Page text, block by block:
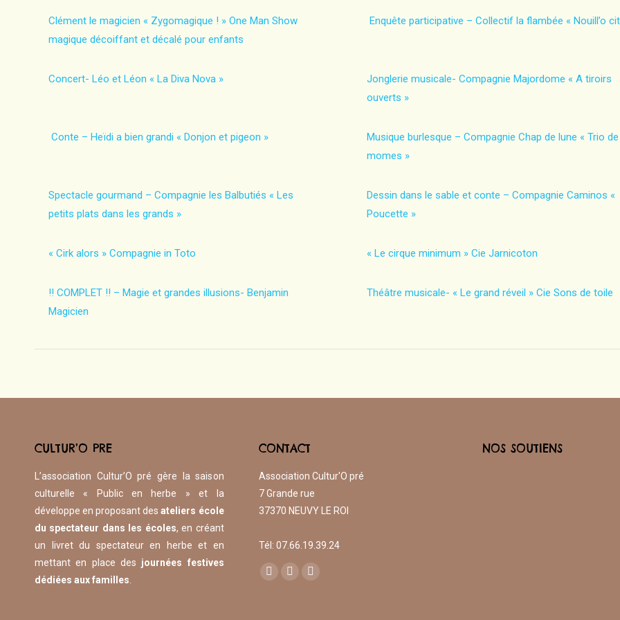
Clément le magicien « Zygomagique ! » One Man Show
magique décoiffant et décalé pour enfants
Enquête participative – Collectif la flambée « Nouill’o
Concert- Léo et Léon « La Diva Nova »
Jonglerie musicale- Compagnie Majordome « A tiroirs
ouverts »
Conte – Heïdi a bien grandi « Donjon et pigeon »
Musique burlesque – Compagnie Chap de lune « Trio de
momes »
Spectacle gourmand – Compagnie les Balbutiés « Les
petits plats dans les grands »
Dessin dans le sable et conte – Compagnie Caminos «
Poucette »
« Cirk alors » Compagnie in Toto « Le cirque minimum » Cie Jarnicoton
!! COMPLET !! – Magie et grandes illusions- Benjamin
Magicien
Théâtre musicale- « Le grand réveil » Cie Sons de toile
CULTUR’O PRE
L’association Cultur’O pré gère la saison
culturelle « Public en herbe » et la
développe en proposant desateliers école
du spectateur dans les écoles, en créant
un livret du spectateur en herbe et en
mettant en place des journées festives
dédiées aux familles
CONTACT
Association Cultur'O pré
7 Grande rue
37370 NEUVY LE ROI
​Tél: 07.66.19.39.24
Trouvez nous sur :
NOS SOUTIENS